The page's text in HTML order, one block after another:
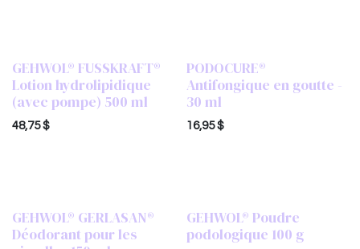
GEHWOL® FUSSKRAFT®
Lotion hydrolipidique
(avec pompe) 500 ml
48,75$
POPULAIRE!
PODOCURE®
Antifongique en goutte -
30 ml
16,95$
GEHWOL® GERLASAN®
Déodorant pour les
GEHWOL® Poudre
podologique 100 g